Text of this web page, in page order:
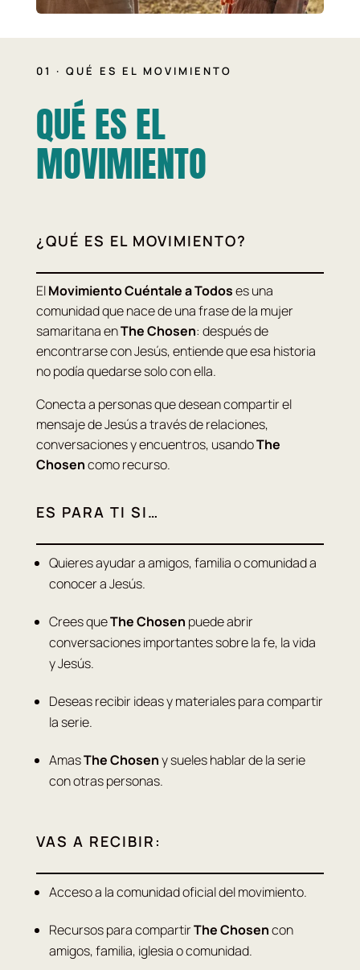
01 · QUÉ ES EL MOVIMIENTO
QUÉ ES EL
MOVIMIENTO
¿QUÉ ES EL MOVIMIENTO?
ElMovimiento Cuéntale a Todoses una
comunidad que nace de una frase de la mujer
samaritana enThe Chosen: después de
encontrarse con Jesús, entiende que esa historia
no podía quedarse solo con ella.
Conecta a personas que desean compartir el
mensaje de Jesús a través de relaciones,
conversaciones y encuentros, usandoThe
Chosencomo recurso.
ES PARA TI SI…
Quieres ayudar a amigos, familia o comunidad a
conocer a Jesús.
Crees queThe Chosen puede abrir
conversaciones importantes sobre la fe, la vida
y Jesús.
Deseas recibir ideas y materiales para compartir
la serie.
AmasThe Choseny sueles hablar de la serie
con otras personas.
VAS A RECIBIR:
Acceso a la comunidad oficial del movimiento.
Recursos para compartirThe Chosencon
amigos, familia, iglesia o comunidad.